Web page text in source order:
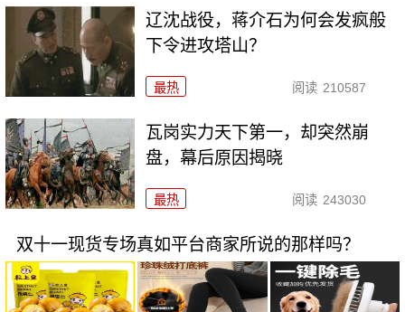
辽沈战役，蒋介石为何会发疯般
下令进攻塔山？
最热 阅读 210587
瓦岗实力天下第一，却突然崩
盘，幕后原因揭晓
最热 阅读 243030
双十一现货专场真如平台商家所说的那样吗？